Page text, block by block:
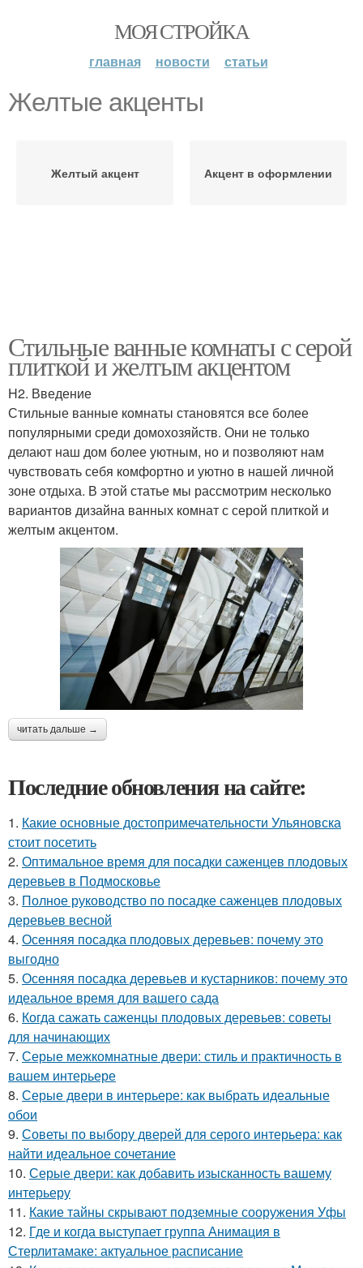
МОЯ СТРОЙКА
главная новости статьи
Желтые акценты
Желтый акцент Акцент в оформлении
Стильные ванные комнаты с серой
плиткой и желтым акцентом
H2. Введение
Стильные ванные комнаты становятся все более
популярными среди домохозяйств. Они не только
делают наш дом более уютным, но и позволяют нам
чувствовать себя комфортно и уютно в нашей личной
зоне отдыха. В этой статье мы рассмотрим несколько
вариантов дизайна ванных комнат с серой плиткой и
желтым акцентом.
читать дальше →
Последние обновления на сайте:
1. Какие основные достопримечательности Ульяновска
стоит посетить
2. Оптимальное время для посадки саженцев плодовых
деревьев в Подмосковье
3. Полное руководство по посадке саженцев плодовых
деревьев весной
4. Осенняя посадка плодовых деревьев: почему это
выгодно
5. Осенняя посадка деревьев и кустарников: почему это
идеальное время для вашего сада
6. Когда сажать саженцы плодовых деревьев: советы
для начинающих
7. Серые межкомнатные двери: стиль и практичность в
вашем интерьере
8. Серые двери в интерьере: как выбрать идеальные
обои
9. Советы по выбору дверей для серого интерьера: как
найти идеальное сочетание
10. Серые двери: как добавить изысканность вашему
интерьеру
11. Какие тайны скрывают подземные сооружения Уфы
12. Где и когда выступает группа Анимация в
Стерлитамаке: актуальное расписание